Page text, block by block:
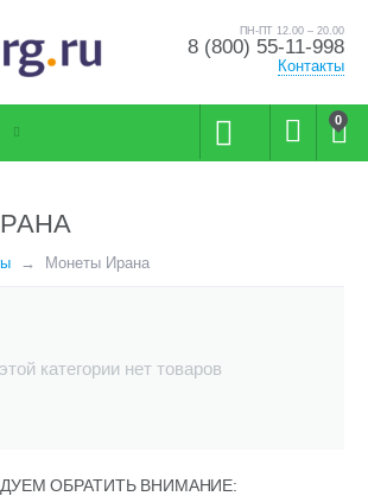
ПН-ПТ 12.00 – 20.00
8 (800) 55-11-998
Контакты
0
Монеты Ирана
категории нет товаров
ОБРАТИТЬ ВНИМАНИЕ: